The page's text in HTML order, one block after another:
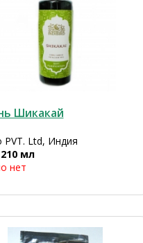
Шикакай
PVT. Ltd, Индия
мл
нет